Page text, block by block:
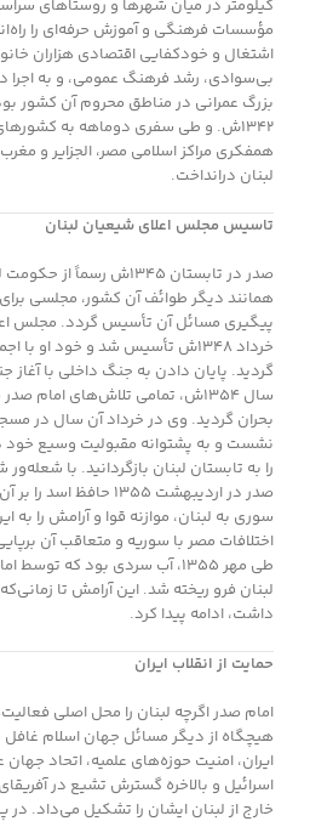
کیلومتر در میان شهرها و روستاهای
مؤسسات فرهنگی و آموزش حرفه‌ای را
اشتغال و خودکفایی اقتصادی هزاران
بی‌سوادی، رشد فرهنگ عمومی، و به اجرا
بزرگ عمرانی در مناطق محروم آن کشور
۱۳۴۲ش. و طی سفری دوماهه به
همفکری مراکز اسلامی مصر، الجزایر و
لبنان درانداخت.
تاسیس مجلس اعلای شیعیان لبنان
صدر در تابستان ۱۳۴۵ش
همانند دیگر طوائف آن کشور، مجلسی
پیگیری مسائل آن تأسیس گردد. مجلس
خرداد ۱۳۴۸ش تأسیس شد و خود او
گردید. پایان دادن به جنگ داخلی با آغاز
سال ۱۳۵۴ش، تمامی تلاش‌های امام
بحران گردید. وی در خرداد آن سال در
نشست و به پشتوانه مقبولیت وسیع خود
را به تابستان لبنان بازگردانید. با
صدر در اردیبهشت ۱۳۵۵
سوری به لبنان، موازنه قوا و آرامش را به
اختلافات مصر با سوریه و متعاقب آن
طی مهر ۱۳۵۵، آب سردی بود که
لبنان فرو ریخته شد. این آرامش تا
داشت، ادامه پیدا کرد.
حمایت از انقلاب ایران
امام صدر اگرچه لبنان را محل اصلی
هیچگاه از دیگر مسائل جهان اسلام غافل
ایران، امنیت حوزه‌های علمیه، اتحاد
اسرائیل و بالاخره گسترش تشیع در
خارج از لبنان ایشان را تشکیل می‌داد.